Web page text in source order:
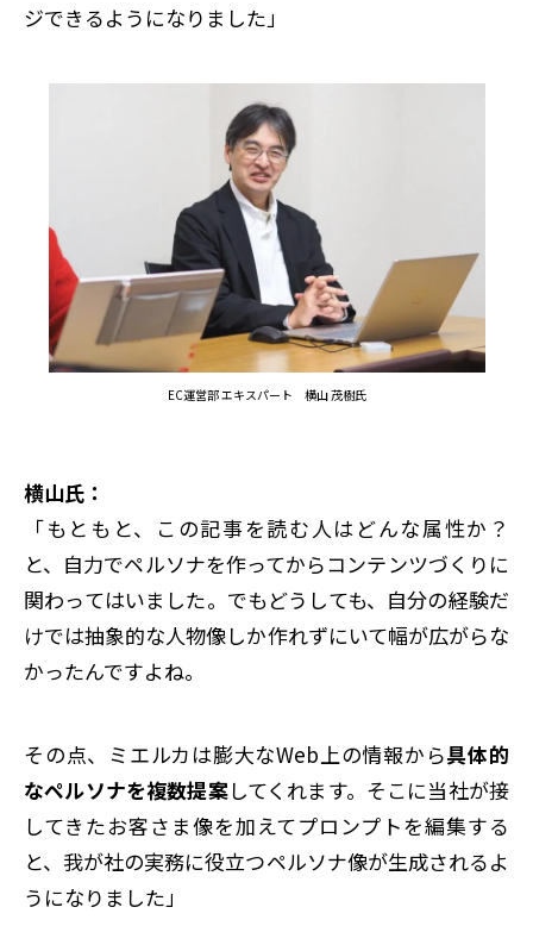
ジできるようになりました」
EC運営部 エキスパート 横山 茂樹氏
横山氏：
「もともと、この記事を読む人はどんな属性か？
と、自力でペルソナを作ってからコンテンツづくりに
関わってはいました。でもどうしても、自分の経験だ
けでは抽象的な人物像しか作れずにいて幅が広がらな
かったんですよね。
その点、ミエルカは膨大なWeb上の情報から具体的
なペルソナを複数提案してくれます。そこに当社が接
してきたお客さま像を加えてプロンプトを編集する
と、我が社の実務に役立つペルソナ像が生成されるよ
うになりました」